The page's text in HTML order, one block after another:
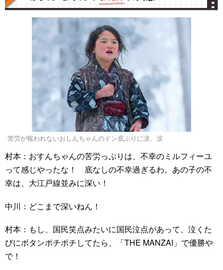
苦労が報われないおしんちゃんのドン底ぶりに涙、涙
村本：おすんちゃんの苦労っぷりは、不幸のミルフィーユ
って感じやったな！ 底なしの不幸過ぎるわ。あの子の不
幸は、大江戸線並みに深い！
中川：どこまで深いねん！
村本：もし、国民笑点みたいに国民泣点があって、泣くた
びにボタンポチポチしてたら、「THE MANZAI」で優勝や
で！